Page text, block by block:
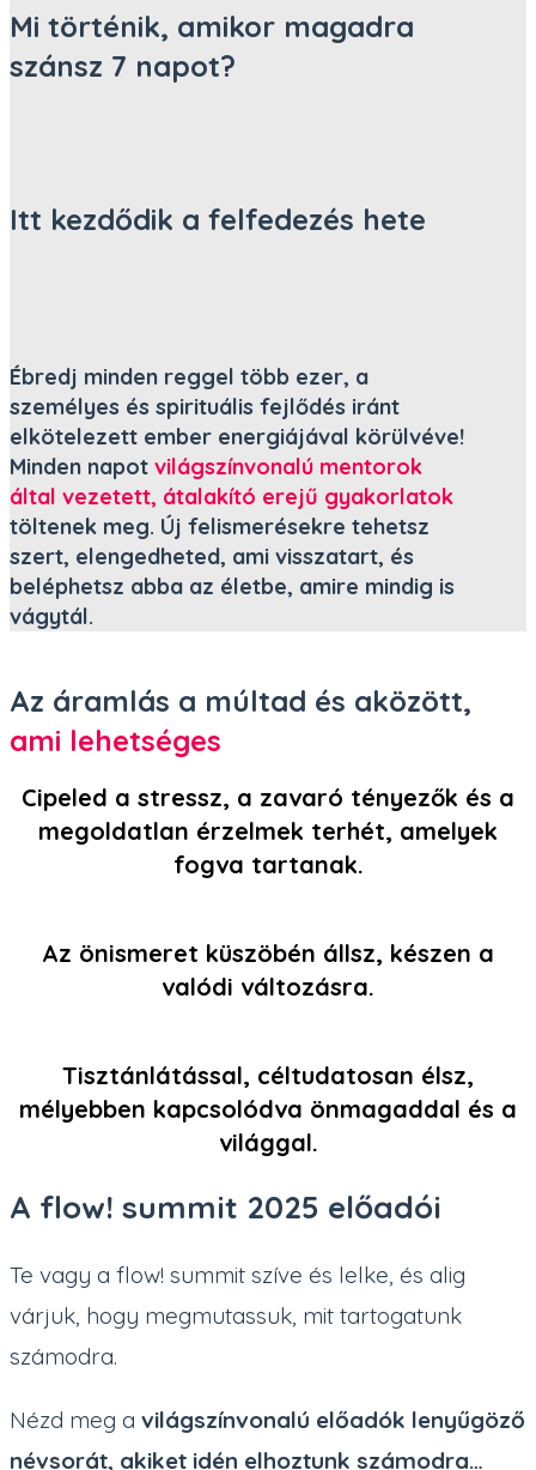
Mi történik, amikor magadra
szánsz 7 napot?
Itt kezdődik a felfedezés hete
Ébredj minden reggel több ezer, a
személyes és spirituális fejlődés iránt
elkötelezett ember energiájával körülvéve!
Minden napot világszínvonalú mentorok
által vezetett, átalakító erejű gyakorlatok
töltenek meg. Új felismerésekre tehetsz
szert, elengedheted, ami visszatart, és
beléphetsz abba az életbe, amire mindig is
vágytál.
Az áramlás a múltad és aközött,
ami lehetséges

Cipeled a stressz, a zavaró tényezők és a
megoldatlan érzelmek terhét, amelyek
fogva tartanak.
Az önismeret küszöbén állsz, készen a
valódi változásra.
Tisztánlátással, céltudatosan élsz,
mélyebben kapcsolódva önmagaddal és a
világgal.
A flow! summit 2025 előadói
Te vagy a flow! summit szíve és lelke, és alig
várjuk, hogy megmutassuk, mit tartogatunk
számodra.
Nézd meg a világszínvonalú előadók lenyűgöző
névsorát, akiket idén elhoztunk számodra…